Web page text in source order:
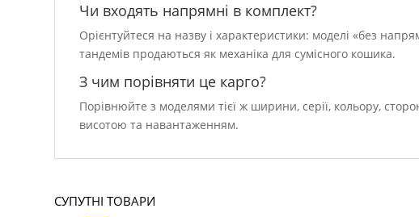
Чи входять напрямні в комплект?
Орієнтуйтеся на назву і характеристики: моделі «без
тандемів продаються як механіка для сумісного кошика.
З чим порівняти це карго?
Порівнюйте з моделями тієї ж ширини, серії, кольору,
висотою та навантаженням.
СУПУТНІ ТОВАРИ